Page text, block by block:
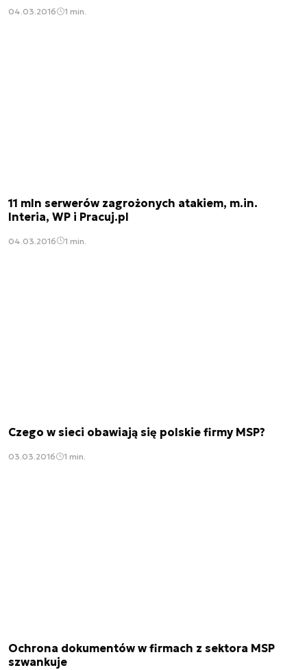
04.03.2016 1 min.
11 mln serwerów zagrożonych atakiem, m.in.
Interia, WP i Pracuj.pl
04.03.2016 1 min.
Czego w sieci obawiają się polskie firmy MSP?
03.03.2016 1 min.
Ochrona dokumentów w firmach z sektora MSP
szwankuje